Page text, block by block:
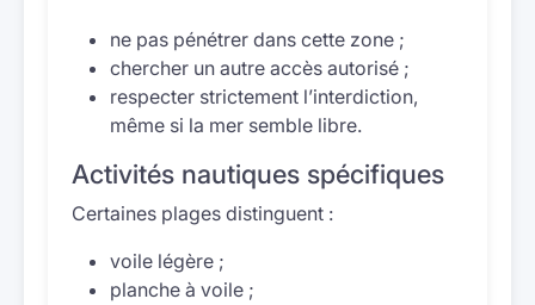
ne pas pénétrer dans cette zone ;
chercher un autre accès autorisé ;
respecter strictement l’interdiction,
même si la mer semble libre.
Activités nautiques spécifiques
Certaines plages distinguent :
voile légère ;
planche à voile ;